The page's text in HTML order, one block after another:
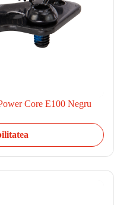
Core E100 Negru